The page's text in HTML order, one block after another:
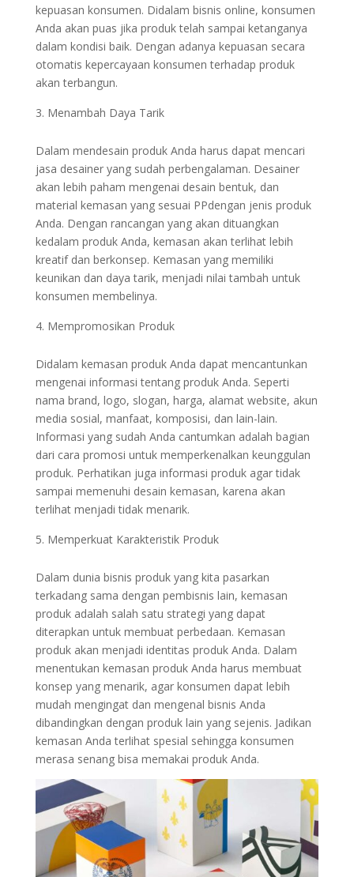
kepuasan konsumen. Didalam bisnis online, konsumen
Anda akan puas jika produk telah sampai ketanganya
dalam kondisi baik. Dengan adanya kepuasan secara
otomatis kepercayaan konsumen terhadap produk
akan terbangun.
Menambah Daya Tarik
Dalam mendesain produk Anda harus dapat mencari
jasa desainer yang sudah perbengalaman. Desainer
akan lebih paham mengenai desain bentuk, dan
material kemasan yang sesuai PPdengan jenis produk
Anda. Dengan rancangan yang akan dituangkan
kedalam produk Anda, kemasan akan terlihat lebih
kreatif dan berkonsep. Kemasan yang memiliki
keunikan dan daya tarik, menjadi nilai tambah untuk
konsumen membelinya.
Mempromosikan Produk
Didalam kemasan produk Anda dapat mencantunkan
mengenai informasi tentang produk Anda. Seperti
nama brand, logo, slogan, harga, alamat website, akun
media sosial, manfaat, komposisi, dan lain-lain.
Informasi yang sudah Anda cantumkan adalah bagian
dari cara promosi untuk memperkenalkan keunggulan
produk. Perhatikan juga informasi produk agar tidak
sampai memenuhi desain kemasan, karena akan
terlihat menjadi tidak menarik.
Memperkuat Karakteristik Produk
Dalam dunia bisnis produk yang kita pasarkan
terkadang sama dengan pembisnis lain, kemasan
produk adalah salah satu strategi yang dapat
diterapkan untuk membuat perbedaan. Kemasan
produk akan menjadi identitas produk Anda. Dalam
menentukan kemasan produk Anda harus membuat
konsep yang menarik, agar konsumen dapat lebih
mudah mengingat dan mengenal bisnis Anda
dibandingkan dengan produk lain yang sejenis. Jadikan
kemasan Anda terlihat spesial sehingga konsumen
merasa senang bisa memakai produk Anda.